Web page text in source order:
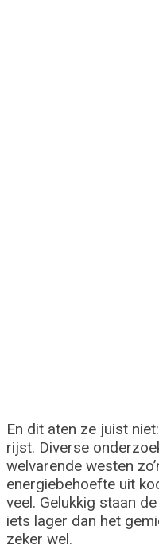
En dit aten ze juist
rijst. Diverse
welvarende westen
energiebehoefte uit
veel. Gelukkig staan
iets lager dan het
zeker wel.